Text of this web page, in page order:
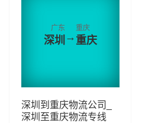
广东
深圳→
重庆
重庆
深圳到重庆物流公司_
深圳至重庆物流专线